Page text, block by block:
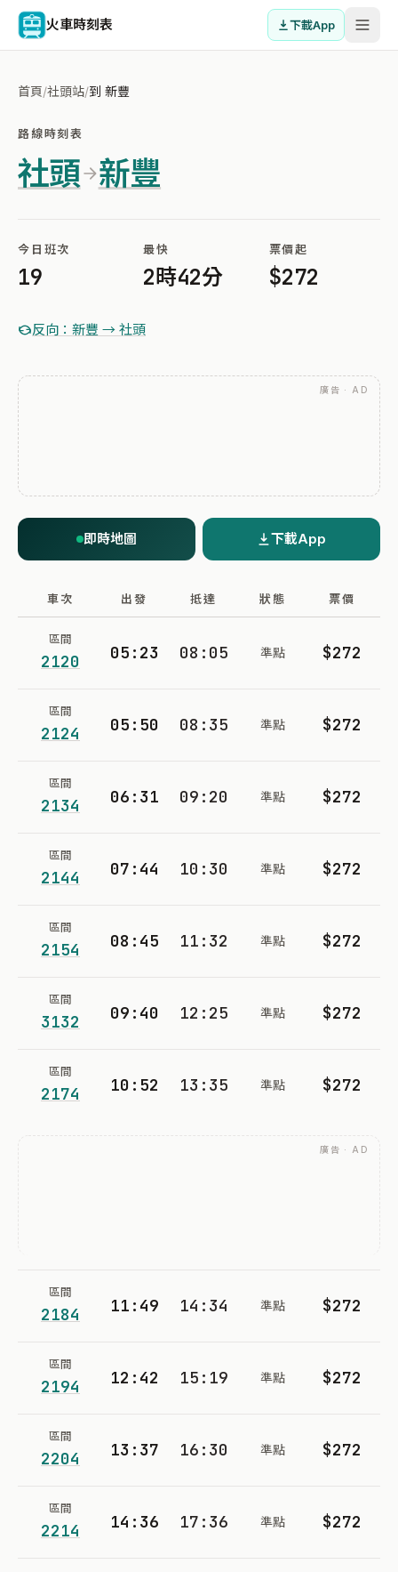
火車時刻表 下載App
首頁/社頭站/到 新豐
路線時刻表
社頭 新豐
今日班次
19
最快
2時42分
票價起
$272
反向：新豐 → 社頭
廣告 · AD
即時地圖 下載App
車次 出發 抵達 狀態 票價
區間
2120 05:23 08:05 準點 $272
區間
2124 05:50 08:35 準點 $272
區間
2134 06:31 09:20 準點 $272
區間
2144 07:44 10:30 準點 $272
區間
2154 08:45 11:32 準點 $272
區間
3132 09:40 12:25 準點 $272
區間
2174 10:52 13:35 準點 $272
廣告 · AD
區間
2184 11:49 14:34 準點 $272
區間
2194 12:42 15:19 準點 $272
區間
2204 13:37 16:30 準點 $272
區間
2214 14:36 17:36 準點 $272